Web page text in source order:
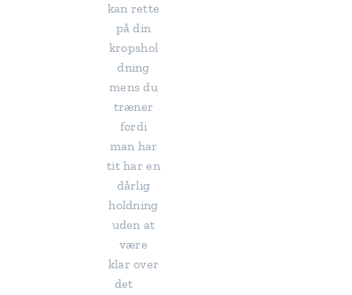
kan rette
på din
kropshol
dning
mens du
træner
fordi
man har
tit har en
dårlig
holdning
uden at
være
klar over
det 😆